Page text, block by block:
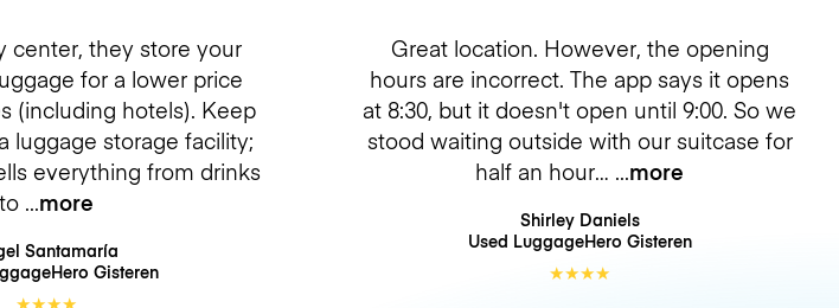
center, they store your
for a lower price
(including hotels). Keep
luggage storage facility;
everything from drinks
to
more
Santamaría
Gisteren
★★★★
Great location. However, the opening
hours are incorrect. The app says it opens
at 8:30, but it doesn't open until 9:00. So we
stood waiting outside with our suitcase for
half an hour…
more
Shirley Daniels
Used LuggageHero Gisteren
★★★★